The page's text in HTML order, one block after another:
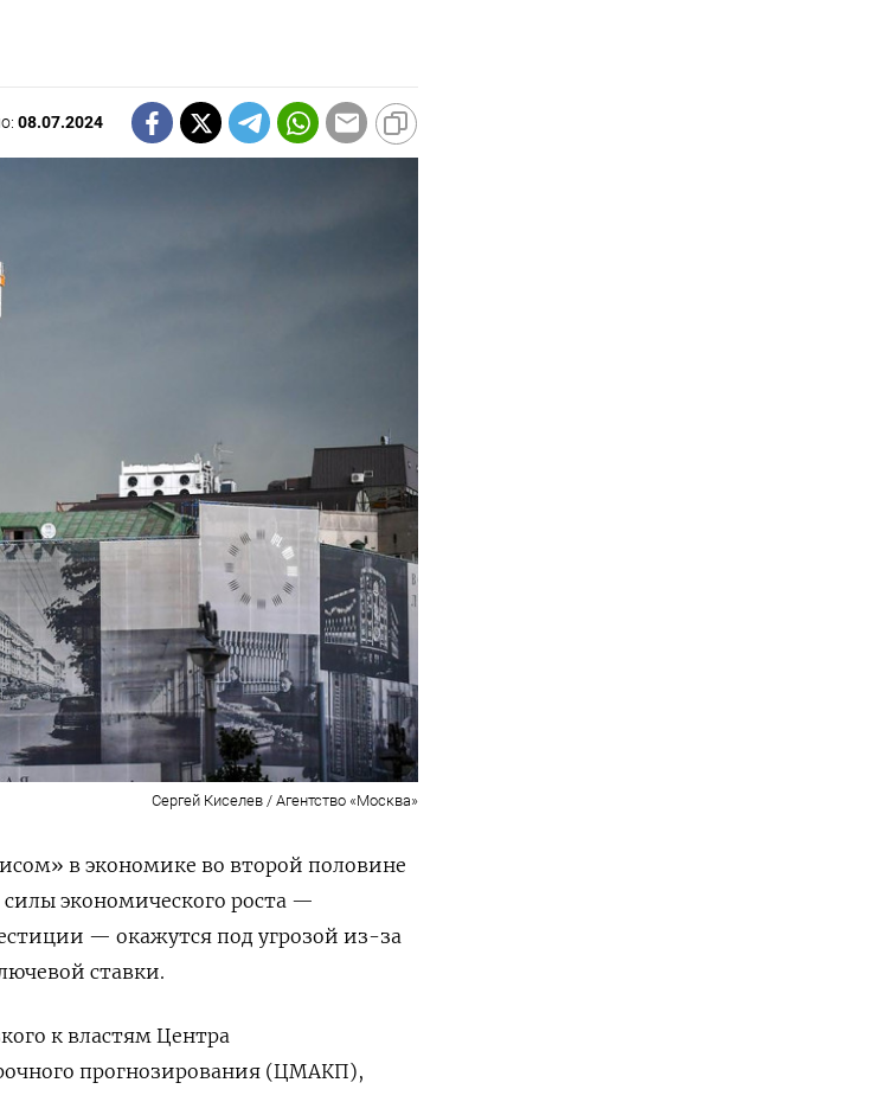
08.07.2024
Сергей Киселев / Агентство «Москва»
в экономике во второй половине
экономического роста —
— окажутся под угрозой из-за
ставки.
к властям Центра
прогнозирования (ЦМАКП),